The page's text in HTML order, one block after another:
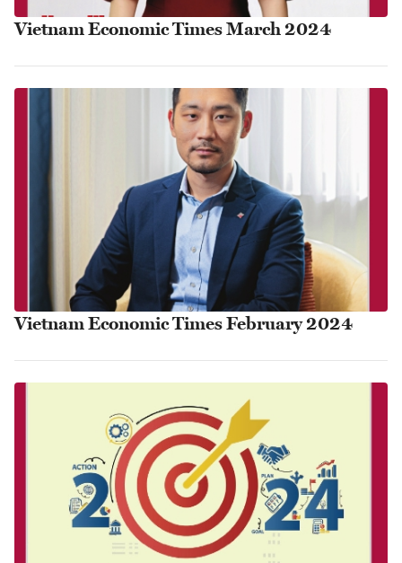
Vietnam Economic Times March 2024
Vietnam Economic Times February 2024